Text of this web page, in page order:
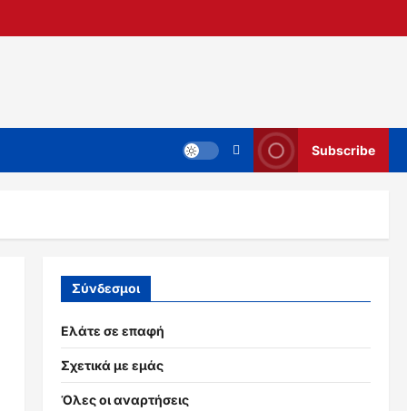
Subscribe
Σύνδεσμοι
Ελάτε σε επαφή
Σχετικά με εμάς
Όλες οι αναρτήσεις